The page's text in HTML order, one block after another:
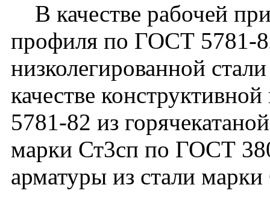
В качестве рабочей
профиля по ГОСТ 5781-
низколегированной
качестве
5781-82 из
марки Ст3сп по ГОСТ
арматуры из стали